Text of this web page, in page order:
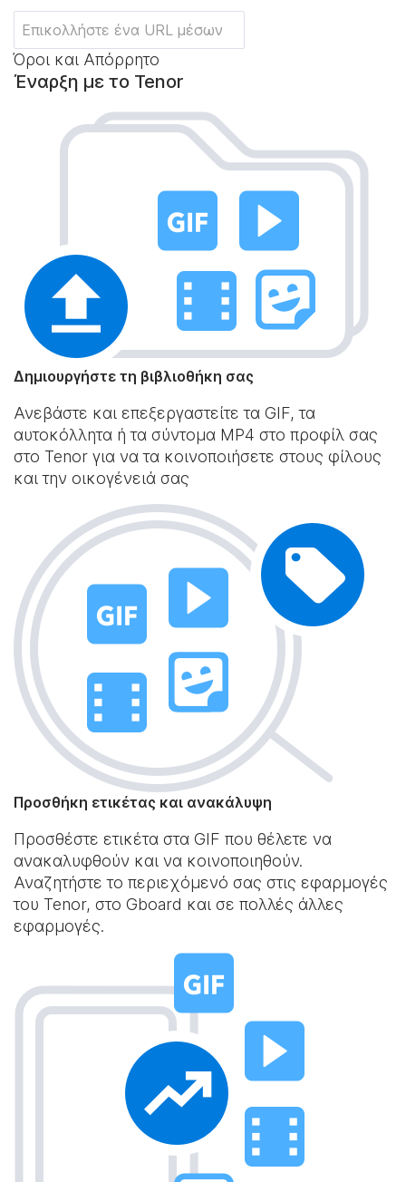
Όροι και Απόρρητο
Έναρξη με το Tenor
Δημιουργήστε τη βιβλιοθήκη σας
Ανεβάστε και επεξεργαστείτε τα GIF, τα
αυτοκόλλητα ή τα σύντομα MP4 στο προφίλ σας
στο Tenor για να τα κοινοποιήσετε στους φίλους
και την οικογένειά σας
Προσθήκη ετικέτας και ανακάλυψη
Προσθέστε ετικέτα στα GIF που θέλετε να
ανακαλυφθούν και να κοινοποιηθούν.
Αναζητήστε το περιεχόμενό σας στις εφαρμογές
του Tenor, στο Gboard και σε πολλές άλλες
εφαρμογές.